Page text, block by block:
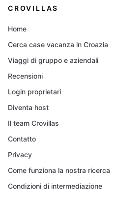
CROVILLAS
Home
Cerca case vacanza in Croazia
Viaggi di gruppo e aziendali
Recensioni
Login proprietari
Diventa host
Il team Crovillas
Contatto
Privacy
Come funziona la nostra ricerca
Condizioni di intermediazione